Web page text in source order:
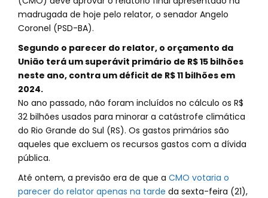
madrugada de hoje pelo relator, o senador Angelo
Coronel (PSD-BA).
Segundo o parecer do relator, o orçamento da
União terá um superávit primário de R$ 15 bilhões
neste ano, contra um déficit de R$ 11 bilhões em
2024.
No ano passado, não foram incluídos no cálculo os R$
32 bilhões usados para minorar a catástrofe climática
do Rio Grande do Sul (RS). Os gastos primários são
aqueles que excluem os recursos gastos com a dívida
pública.
Até ontem, a previsão era de que a CMO votaria o
parecer do relator apenas na tarde da sexta-feira (21),